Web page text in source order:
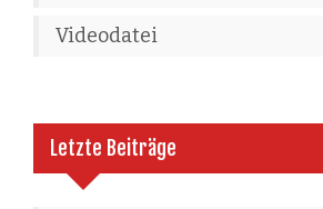
Videodatei
Letzte Beiträge